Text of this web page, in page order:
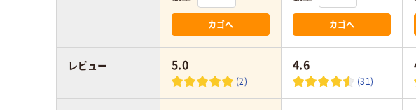
カゴへ カゴへ
5.0
(2)
4.6
(31)
レビュー